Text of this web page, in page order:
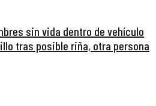
sin vida dentro de vehículo
tras posible riña, otra persona